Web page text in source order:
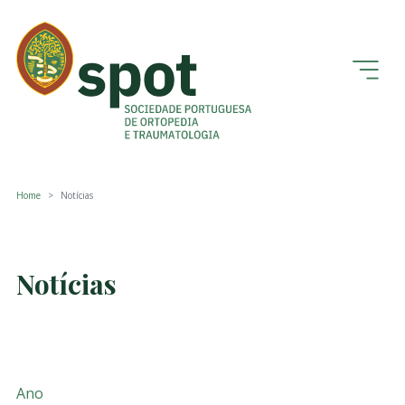
Home Notícias
Notícias
Ano